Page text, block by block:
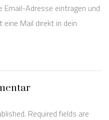
Email-Adresse eintragen und
eine Mail direkt in dein
Required fields are